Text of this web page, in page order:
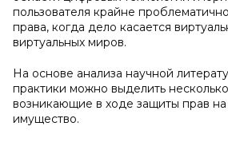
пользователя крайне
права, когда дело касается
виртуальных миров.
На основе анализа научной
практики можно выделить
возникающие в ходе защиты прав на
имущество.